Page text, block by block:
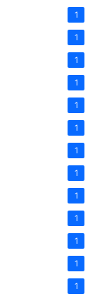
1
1
1
1
1
1
1
1
1
1
1
1
1